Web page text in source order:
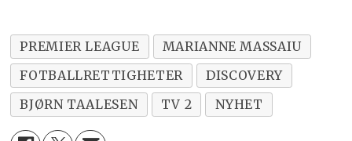
PREMIER LEAGUE
MARIANNE MASSAIU
FOTBALLRETTIGHETER
DISCOVERY
BJØRN TAALESEN
TV 2 NYHET